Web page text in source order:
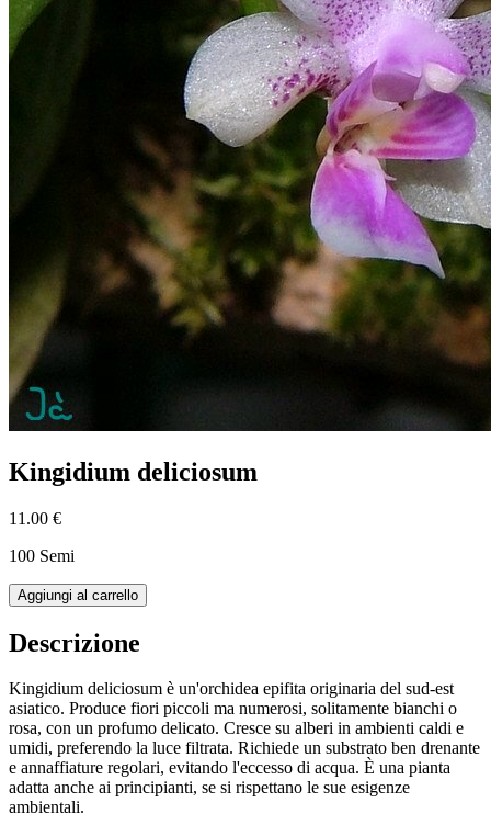
Kingidium deliciosum
11.00 €
100 Semi
Aggiungi al carrello
Descrizione
Kingidium deliciosum è un'orchidea epifita originaria del sud-est
asiatico. Produce fiori piccoli ma numerosi, solitamente bianchi o
rosa, con un profumo delicato. Cresce su alberi in ambienti caldi e
umidi, preferendo la luce filtrata. Richiede un substrato ben drenante
e annaffiature regolari, evitando l'eccesso di acqua. È una pianta
adatta anche ai principianti, se si rispettano le sue esigenze
ambientali.